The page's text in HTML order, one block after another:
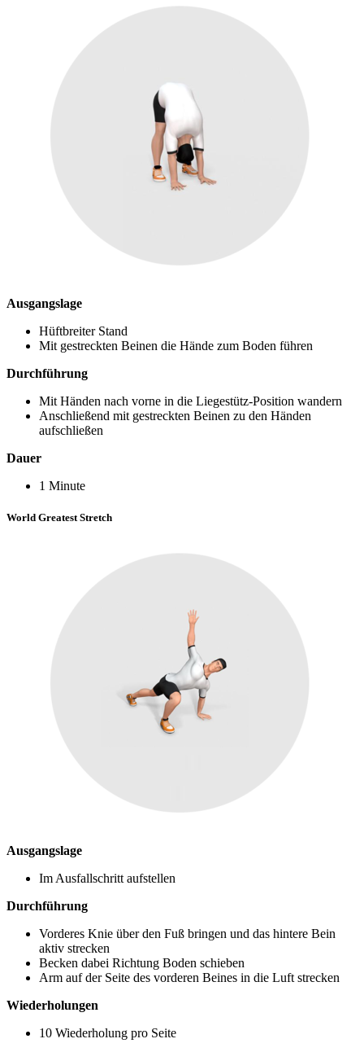
Ausgangslage
Hüftbreiter Stand
Mit gestreckten Beinen die Hände zum Boden führen
Durchführung
Mit Händen nach vorne in die Liegestütz-Position wandern
Anschließend mit gestreckten Beinen zu den Händen
aufschließen
Dauer
1 Minute
World Greatest Stretch
Ausgangslage
Im Ausfallschritt aufstellen
Durchführung
Vorderes Knie über den Fuß bringen und das hintere Bein
aktiv strecken
Becken dabei Richtung Boden schieben
Arm auf der Seite des vorderen Beines in die Luft strecken
Wiederholungen
10 Wiederholung pro Seite